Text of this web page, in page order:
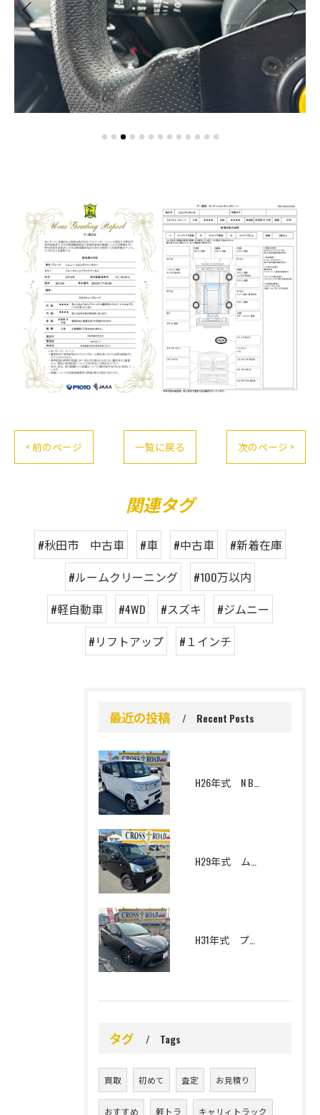
< 前のページ 一覧に戻る 次のページ >
関連タグ
#秋田市 中古車 #車 #中古車
#新着在庫
#ルームクリーニング
#100万以内
#軽自動車
#4WD #スズキ
#ジムニー
#リフトアップ
#１インチ
最近の投稿 Recent Posts
タグ Tags
買取 初めて 査定 お見積り
おすすめ 軽トラ キャリィトラック